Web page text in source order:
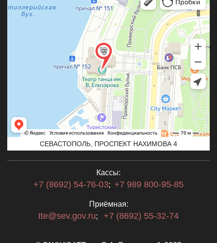
СЕВАСТОПОЛЬ, ПРОСПЕКТ НАХИМОВА 4
Кассы:
+7 (8692) 54-76-03; +7 989 800-95-85
Приёмная:
tte@sev.gov.ru; +7 (8692) 55-32-74